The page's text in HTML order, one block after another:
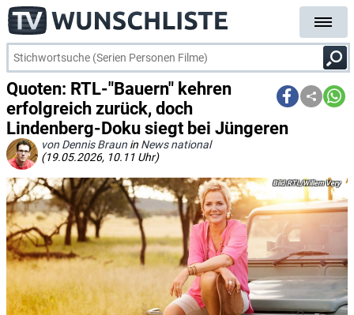
Quoten: RTL-"Bauern" kehren
erfolgreich zurück, doch
Lindenberg-Doku siegt bei Jüngeren
von Dennis Braun in News national
(19.05.2026, 10.11 Uhr)
RTL/Willem Very